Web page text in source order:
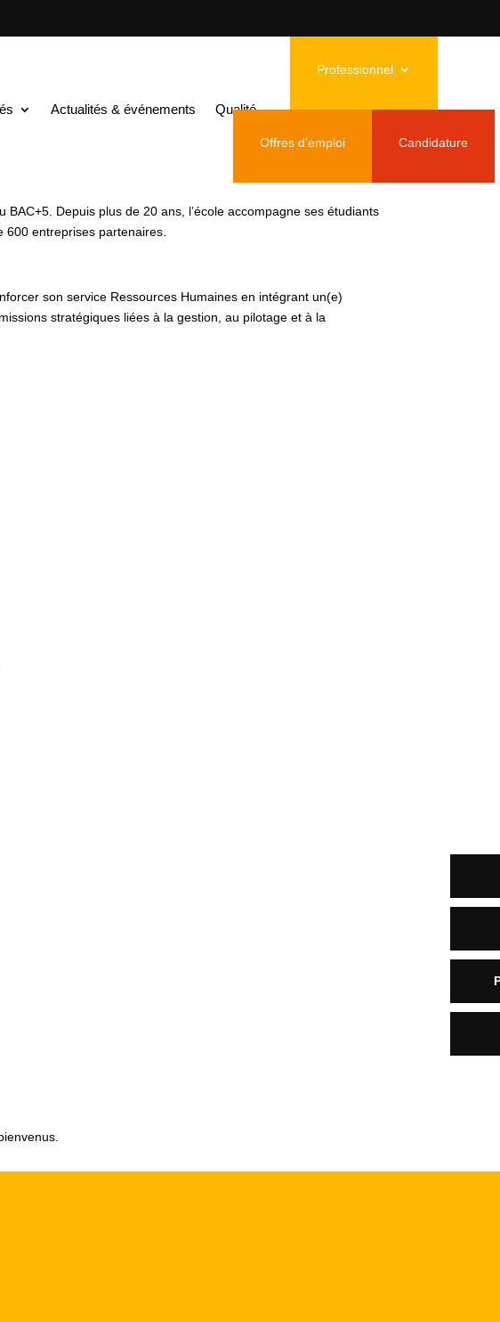
Actualités & événements Qualité
Professionnel
Offres d’emploi Candidature
Humaines
Depuis plus de 20 ans, l’école accompagne ses étudiants
600 entreprises partenaires.
son service Ressources Humaines en intégrant un(e)
stratégiques liées à la gestion, au pilotage et à la